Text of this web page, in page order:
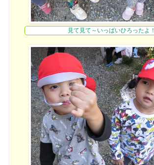
見て見て～いっぱいひろったよ！